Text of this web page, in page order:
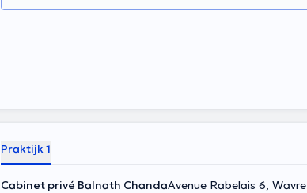
Praktijk 1
Cabinet privé Balnath ChandaAvenue Rabelais 6, Wavre